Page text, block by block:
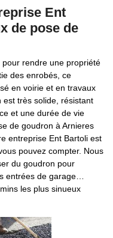
Ent
de pose de
rendre une propriété
des enrobés, ce
en voirie et en travaux
est très solide, résistant
et une durée de vie
de goudron à Arnieres
entreprise Ent Bartoli est
pouvez compter. Nous
du goudron pour
entrées de garage…
les plus sinueux